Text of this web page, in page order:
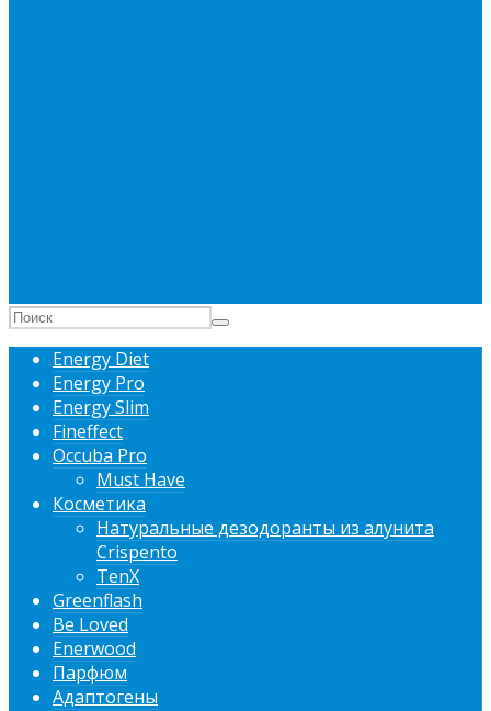
Energy Diet
Energy Pro
Energy Slim
Fineffect
Occuba Pro
Must Have
Косметика
Натуральные дезодоранты из алунита
Crispento
TenX
Greenflash
Be Loved
Enerwood
Парфюм
Адаптогены